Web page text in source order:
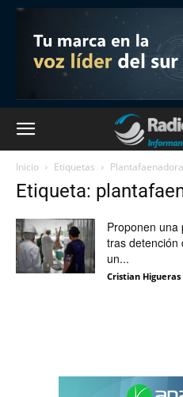
Inicio Etiquetas Plantafaenadora
Etiqueta:
Proponen una
tras detención
un...
Cristian Higueras